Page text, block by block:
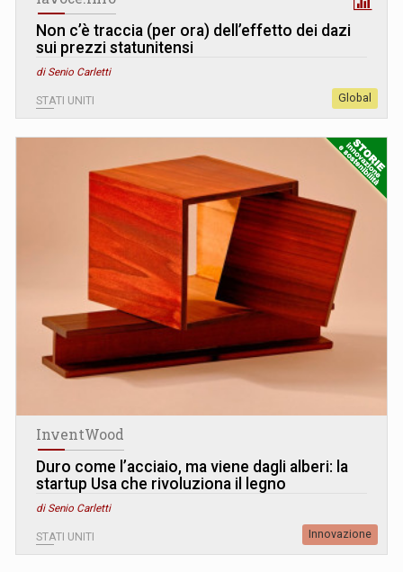
Non c’è traccia (per ora) dell’effetto dei dazi
sui prezzi statunitensi
di Senio Carletti
STATI UNITI Global
InventWood
Duro come l’acciaio, ma viene dagli alberi: la
startup Usa che rivoluziona il legno
di Senio Carletti
STATI UNITI Innovazione